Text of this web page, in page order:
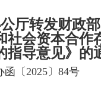
厅转发财政部
社会资本合作
指导意见》的
函〔2025〕84号